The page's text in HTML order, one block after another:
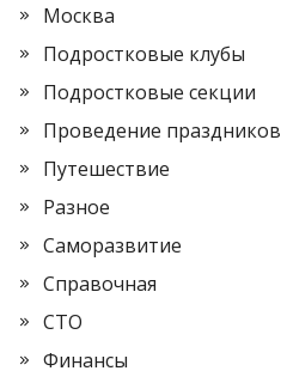
Москва
Подростковые клубы
Подростковые секции
Проведение праздников
Путешествие
Разное
Саморазвитие
Справочная
СТО
Финансы